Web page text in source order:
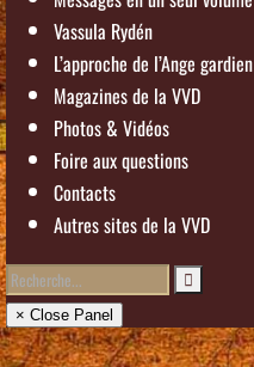
Vassula Rydén
L’approche de l’Ange gardien
Magazines de la VVD
Photos & Vidéos
Foire aux questions
Contacts
Autres sites de la VVD
× Close Panel